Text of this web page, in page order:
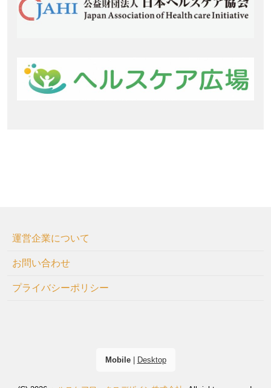
運営企業について
お問い合わせ
プライバシーポリシー
Mobile| Desktop